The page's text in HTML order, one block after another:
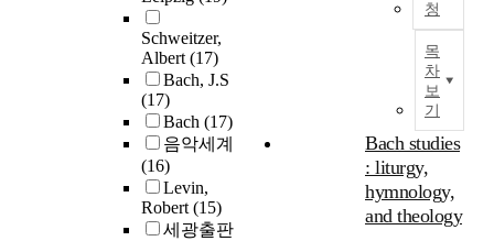
Schweitzer,
Albert(17)
Bach, J.S
(17)
Bach (17)
음악세계
(16)
Levin,
Robert(15)
세광출판
청
목
차
보
기
Bach studies
: liturgy,
hymnology,
and theology